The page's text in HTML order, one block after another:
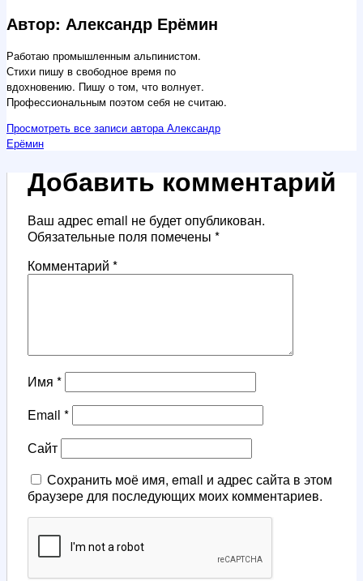
Автор: Александр Ерёмин
Работаю промышленным альпинистом.
Стихи пишу в свободное время по
вдохновению. Пишу о том, что волнует.
Профессиональным поэтом себя не считаю.
Просмотреть все записи автора Александр
Ерёмин
Добавить комментарий
Ваш адрес email не будет опубликован.
Обязательные поля помечены *
Комментарий *
Имя *
Email *
Сайт
Сохранить моё имя, email и адрес сайта в этом
браузере для последующих моих комментариев.